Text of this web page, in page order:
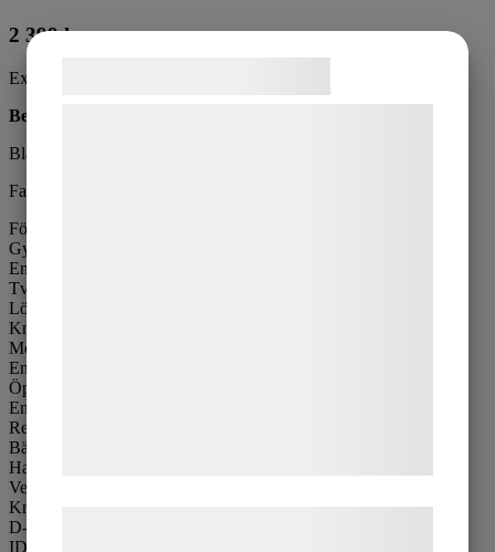
2 399kr
Exkl. moms
Beskrivning
Blåkläder X1900 hantverksbyxa full stretch
Fakta
Förstärkta knän för ökad slitstyrka
Gylf med dragkedja
En lårficka
Två bakfickor
Löst hängande fickor
Knäskyddsfickor
Mobilficka
En pennficka
Öppna sidfickor
En tumstocksficka
Reflexdetaljer för ökad synlighet
Bälteshällor
Hammarhållare
Verktygsknapp
Knapp till knivhållare
D-ring
ID-korthållare